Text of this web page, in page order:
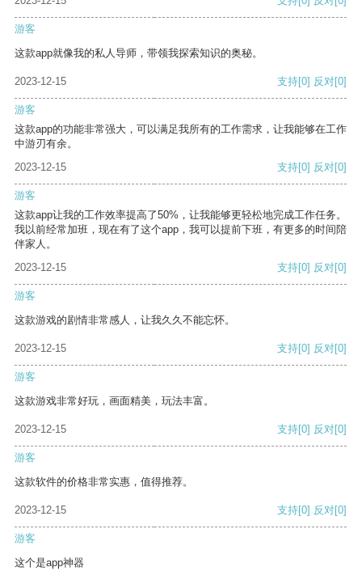
游客
这款app就像我的私人导师，带领我探索知识的奥秘。
2023-12-15 支持[0] 反对[0]
游客
这款app的功能非常强大，可以满足我所有的工作需求，让我能够在工作
中游刃有余。
2023-12-15
支持[0] 反对[0]
游客
这款app让我的工作效率提高了50%，让我能够更轻松地完成工作任务。
我以前经常加班，现在有了这个app，我可以提前下班，有更多的时间陪
伴家人。
2023-12-15
支持[0] 反对[0]
游客
这款游戏的剧情非常感人，让我久久不能忘怀。
2023-12-15 支持[0] 反对[0]
游客
这款游戏非常好玩，画面精美，玩法丰富。
2023-12-15 支持[0] 反对[0]
游客
这款软件的价格非常实惠，值得推荐。
2023-12-15 支持[0] 反对[0]
游客
这个是app神器